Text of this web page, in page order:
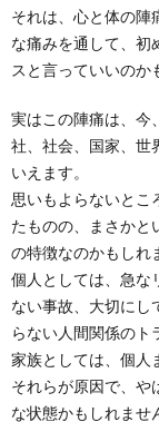
それは、心と体の陣
な痛みを通して、初
スと言っていいのか
実はこの陣痛は、今
社、社会、国家、世
いえます。
思いもよらないとこ
たものの、まさかと
の特徴なのかもしれ
個人としては、急な
ない事故、大切にし
らない人間関係のト
家族としては、個人
それらが原因で、や
な状態かもしれませ